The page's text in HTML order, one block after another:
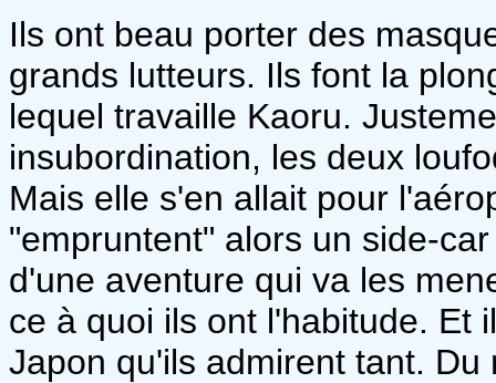
Ils ont beau porter des
grands lutteurs. Ils font la
lequel travaille Kaoru.
insubordination, les deux
Mais elle s'en allait pour
"empruntent" alors un side-
d'une aventure qui va les
ce à quoi ils ont l'habitude. Et
Japon qu'ils admirent tant. Du